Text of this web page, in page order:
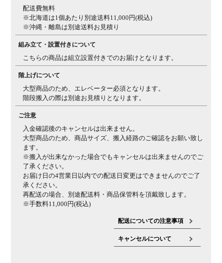
配送費無料
※北海道は1個あたり別途送料11,000円(税込)
※沖縄・離島は別途送料お見積り
組み立て・設置付きについて
こちらの商品は組立設置付きでのお届けとなります。
階上げについて
大型商品のため、エレベーター必須となります。
階段搬入の際は別途お見積りとなります。
ご注意
入金確認後のキャンセルは出来ません。
大型商品のため、商品サイズ、搬入経路のご確認をお願い致し
ます。
※搬入が出来なかった場合でもキャンセルは出来ませんのでご
了承ください。
お届け日の4営業日以内での配送日変更はできませんのでご了
承ください。
再配送の場合、別途配送料・商品保管料を頂戴致します。
※手数料11,000円(税込)
配送についての注意事項
キャンセルについて